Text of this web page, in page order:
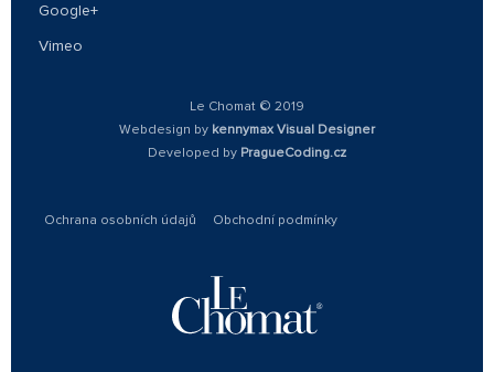
Google+
Vimeo
Le Chomat © 2019
Webdesign by kennymax Visual Designer
Developed by PragueCoding.cz
Ochrana osobních údajů Obchodní podmínky